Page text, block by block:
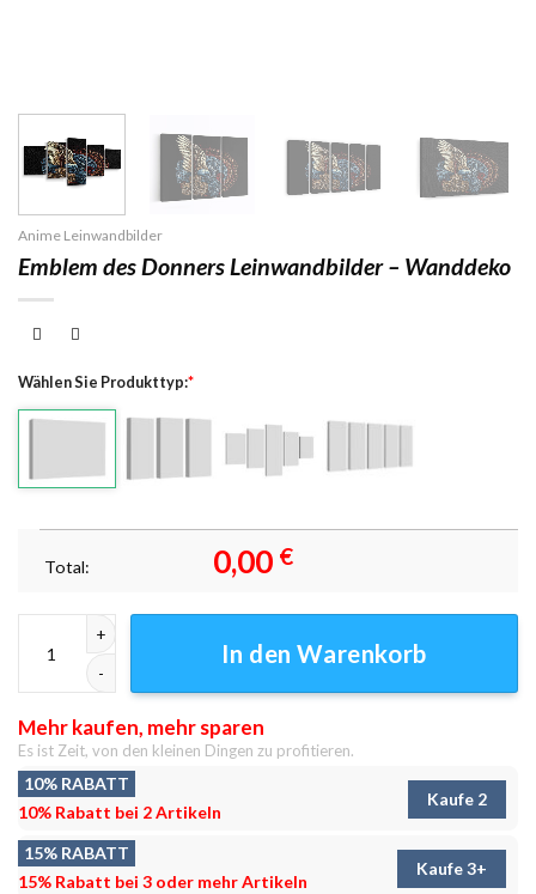
Anime Leinwandbilder
Emblem des Donners Leinwandbilder – Wanddeko
Wählen Sie Produkttyp:*
Total: 0,00 €
In den Warenkorb
Mehr kaufen, mehr sparen
Es ist Zeit, von den kleinen Dingen zu profitieren.
10% RABATT
10% Rabatt bei 2 Artikeln
Kaufe 2
15% RABATT
15% Rabatt bei 3 oder mehr Artikeln
Kaufe 3+